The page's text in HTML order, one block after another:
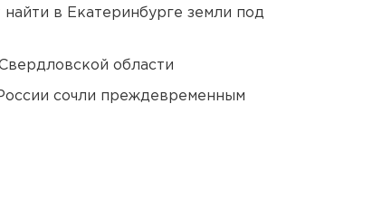
в Екатеринбурге земли под
области
сочли преждевременным